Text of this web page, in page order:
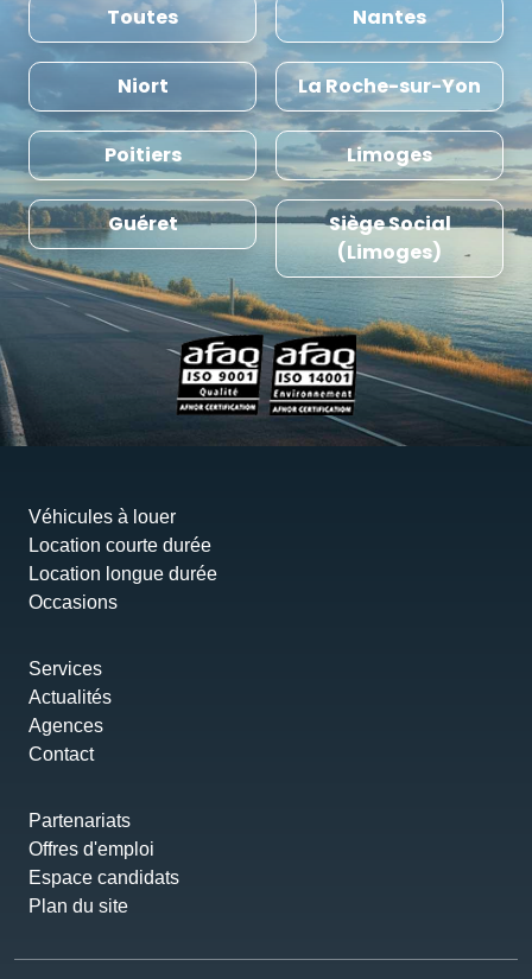
Toutes Nantes
Niort La Roche-sur-Yon
Poitiers Limoges
Guéret
Siège Social
(Limoges)
Véhicules à louer
Location courte durée
Location longue durée
Occasions
Services
Actualités
Agences
Contact
Partenariats
Offres d'emploi
Espace candidats
Plan du site